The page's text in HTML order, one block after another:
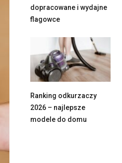
dopracowane i wydajne
flagowce
Ranking odkurzaczy
2026 – najlepsze
modele do domu